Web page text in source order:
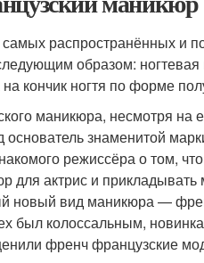
распространённых и
образом:
кончик ногтя по форме
маникюра, несмотря на
основатель знаменитой
режиссёра о том,
для актрис и
вид маникюра —
был колоссальным,
френч французские